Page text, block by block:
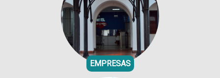
EMPRESAS